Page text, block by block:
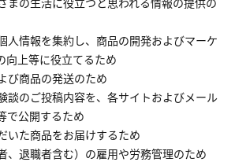
人情報を集約し、商品の開発およびマーケ
向上等に役立てるため
び商品の発送のため
談のご投稿内容を、各サイトおよびメール
で公開するため
いた商品をお届けするため
、退職者含む）の雇用や労務管理のため